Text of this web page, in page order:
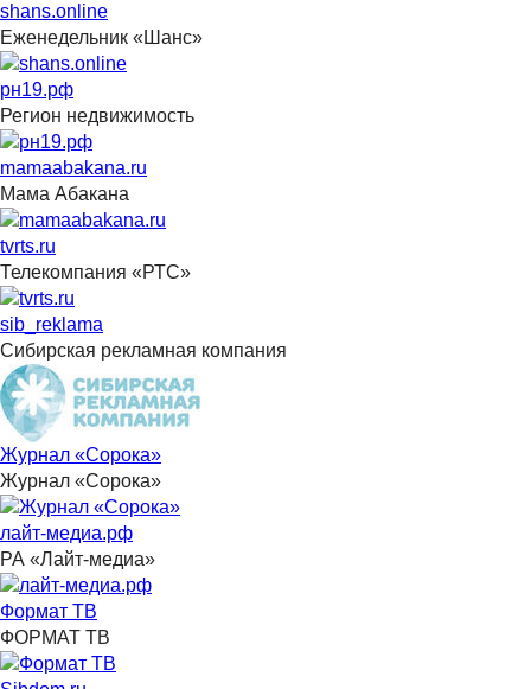
shans.online
Еженедельник «Шанс»
рн19.рф
Регион недвижимость
mamaabakana.ru
Мама Абакана
tvrts.ru
Телекомпания «РТС»
sib_reklama
Сибирская рекламная компания
Журнал «Сорока»
Журнал «Сорока»
лайт-медиа.рф
РА «Лайт-медиа»
Формат ТВ
ФОРМАТ ТВ